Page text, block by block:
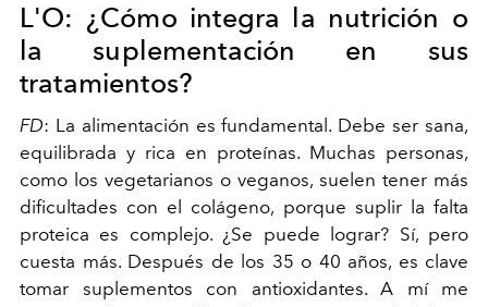
L'O: ¿Cómo integra la nutrición o
la suplementación en sus
tratamientos?
FD: La alimentación es fundamental. Debe ser sana,
equilibrada y rica en proteínas. Muchas personas,
como los vegetarianos o veganos, suelen tener más
dificultades con el colágeno, porque suplir la falta
proteica es complejo. ¿Se puede lograr? Sí, pero
cuesta más. Después de los 35 o 40 años, es clave
tomar suplementos con antioxidantes. A mí me